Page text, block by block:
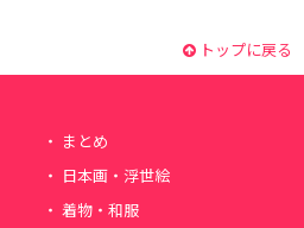
トップに戻る
まとめ
日本画・浮世絵
着物・和服